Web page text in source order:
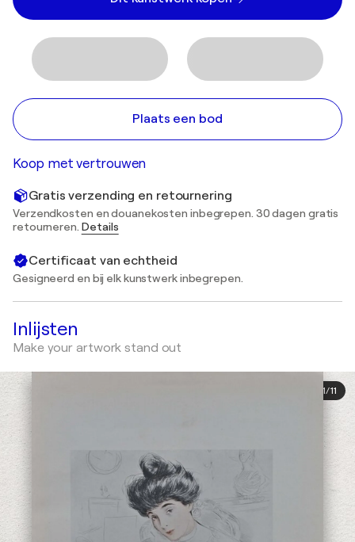
Plaats een bod
Koop met vertrouwen
Gratis verzending en retournering
Verzendkosten en douanekosten inbegrepen. 30 dagen gratis
retourneren. Details
Certificaat van echtheid
Gesigneerd en bij elk kunstwerk inbegrepen.
Inlijsten
Make your artwork stand out
1/11